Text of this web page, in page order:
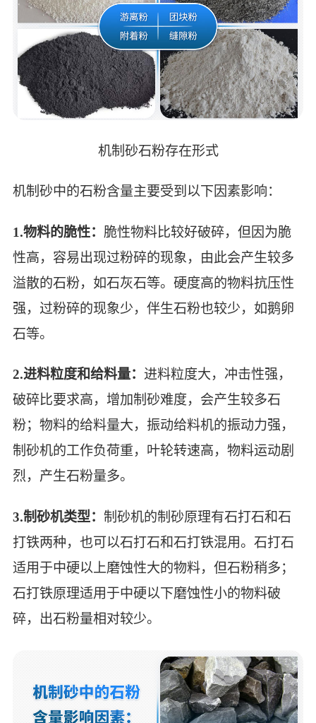
机制砂石粉存在形式
机制砂中的石粉含量主要受到以下因素影响：
1.物料的脆性： 脆性物料比较好破碎，但因为脆
性高，容易出现过粉碎的现象，由此会产生较多
溢散的石粉，如石灰石等。硬度高的物料抗压性
强，过粉碎的现象少，伴生石粉也较少，如鹅卵
石等。
2.进料粒度和给料量： 进料粒度大，冲击性强，
破碎比要求高，增加制砂难度，会产生较多石
粉；物料的给料量大，振动给料机的振动力强，
制砂机的工作负荷重，叶轮转速高，物料运动剧
烈，产生石粉量多。
3.制砂机类型： 制砂机的制砂原理有石打石和石
打铁两种，也可以石打石和石打铁混用。石打石
适用于中硬以上磨蚀性大的物料，但石粉稍多；
石打铁原理适用于中硬以下磨蚀性小的物料破
碎，出石粉量相对较少。